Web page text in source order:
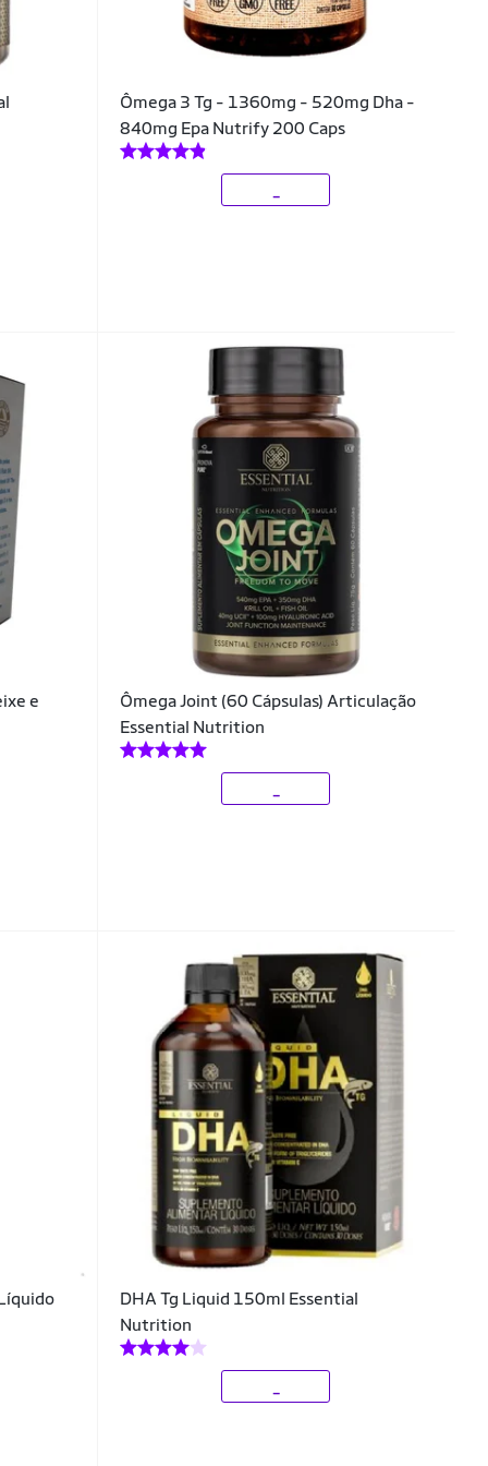
Ômega 3 Tg - 1360mg - 520mg Dha -
840mg Epa Nutrify 200 Caps
e
Ômega Joint (60 Cápsulas) Articulação
Essential Nutrition
DHA Tg Liquid 150ml Essential
Nutrition